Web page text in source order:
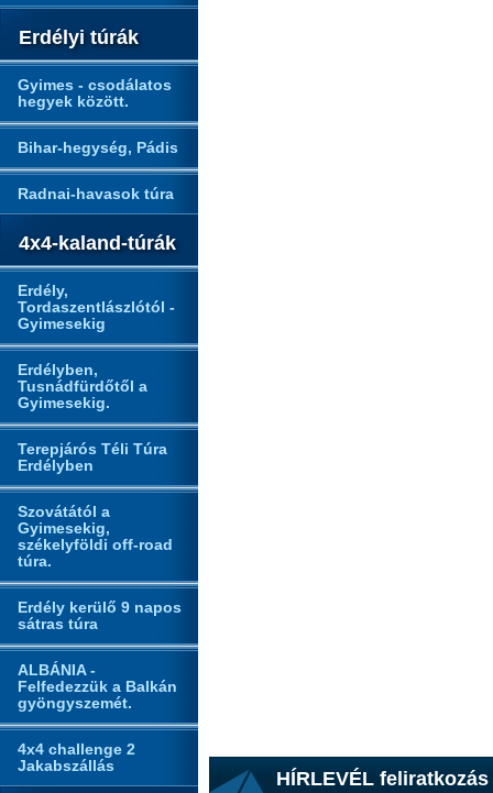
Erdélyi túrák
Gyimes - csodálatos
hegyek között.
Bihar-hegység, Pádis
Radnai-havasok túra
4x4-kaland-túrák
Erdély,
Tordaszentlászlótól -
Gyimesekig
Erdélyben,
Tusnádfürdőtől a
Gyimesekig.
Terepjárós Téli Túra
Erdélyben
Szovátától a
Gyimesekig,
székelyföldi off-road
túra.
Erdély kerülő 9 napos
sátras túra
ALBÁNIA -
Felfedezzük a Balkán
gyöngyszemét.
4x4 challenge 2
Jakabszállás
HÍRLEVÉL feliratkozás